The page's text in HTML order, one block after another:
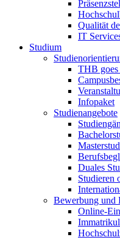
Qualität
IT
Studium
THB goes
Infopaket
Studienangebote
Duales
Studieren
Bewerbung und
Online-